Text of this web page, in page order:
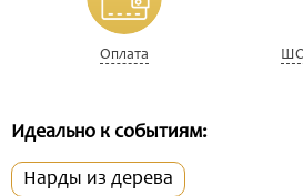
Оплата
Идеально к событиям:
Нарды из дерева